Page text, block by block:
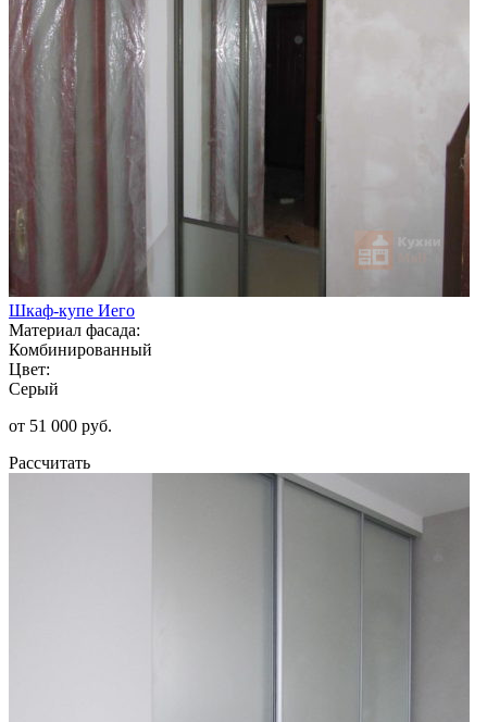
Шкаф-купе Иего
Материал фасада:
Комбинированный
Цвет:
Серый
от 51 000 руб.
Рассчитать